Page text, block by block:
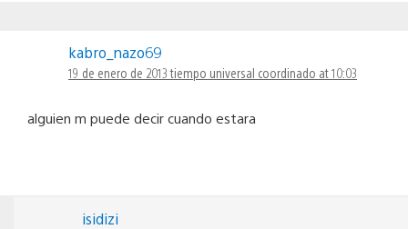
kabro_nazo69
19 de enero de 2013 tiempo universal coordinado at 10:03
alguien m puede decir cuando estara
isidizi